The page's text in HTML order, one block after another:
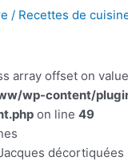
/ Recettes de
array offset on
wp-content/
on line49
décortiquées